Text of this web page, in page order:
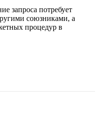
запроса потребует
союзниками, а
процедур в